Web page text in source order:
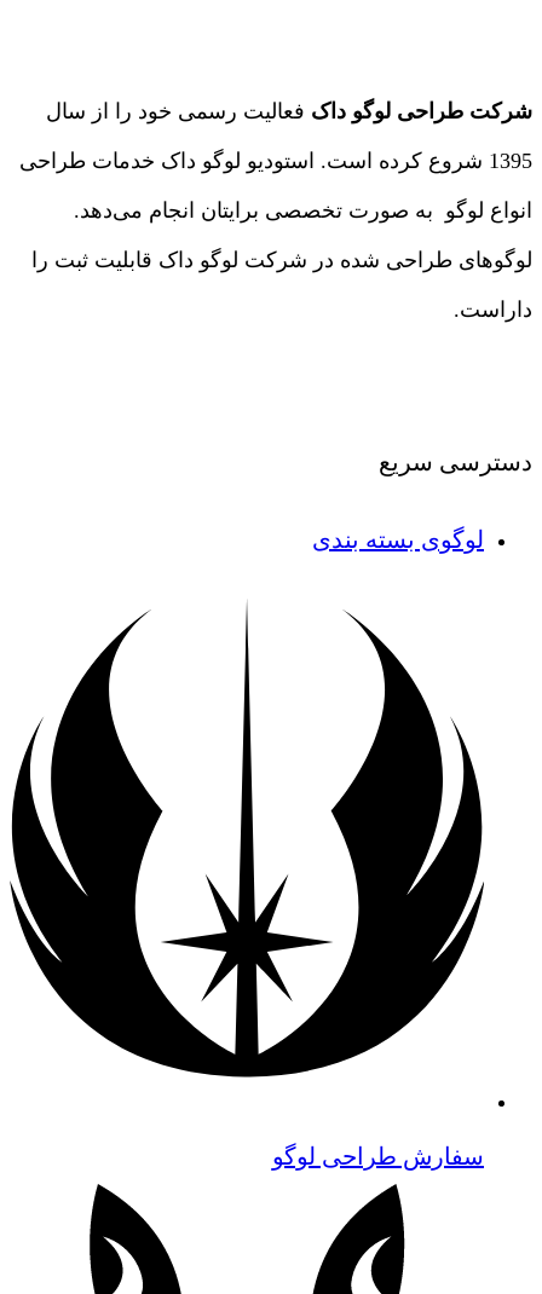
شرکت طراحی لوگو داک فعالیت رسمی خود را از سال
1395 شروع کرده است. استودیو لوگو داک خدمات طراحی
انواع لوگو به صورت تخصصی برایتان انجام می‌دهد.
لوگوهای طراحی شده در شرکت لوگو داک قابلیت ثبت را
داراست.
دسترسی سریع
لوگوی بسته بندی
سفارش طراحی لوگو